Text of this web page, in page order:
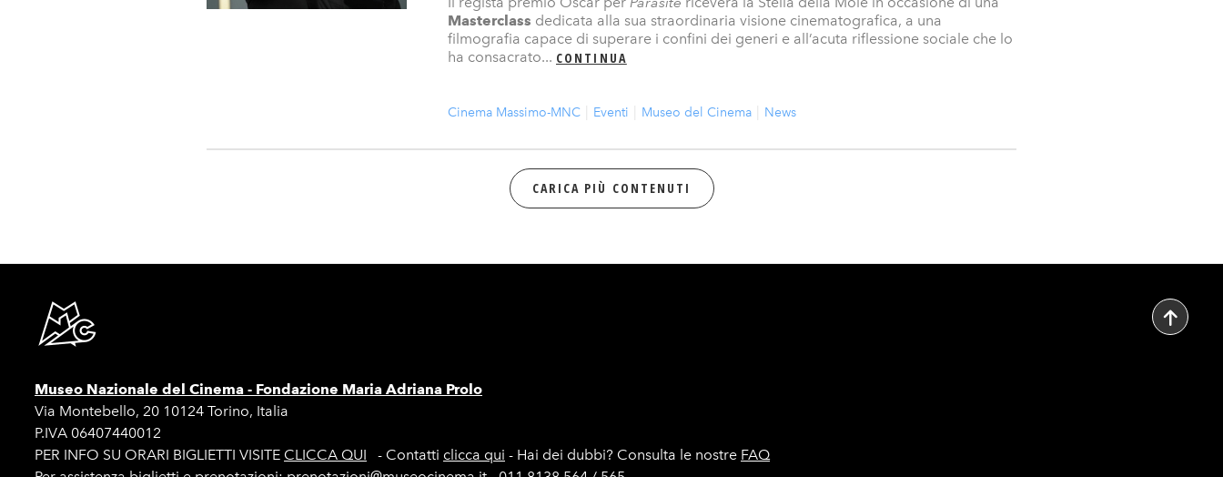
Masterclass dedicata alla sua straordinaria visione cinematografica, a una
filmografia capace di superare i confini dei generi e all’acuta riflessione sociale che lo
ha consacrato... CONTINUA
Cinema Massimo-MNC Eventi Museo del Cinema News
CARICA PIÙ CONTENUTI
Museo Nazionale del Cinema - Fondazione Maria Adriana Prolo
Via Montebello, 20 10124 Torino, Italia
P.IVA 06407440012
PER INFO SU ORARI BIGLIETTI VISITE CLICCA QUI - Contatti clicca qui - Hai dei dubbi? Consulta le nostre FAQ